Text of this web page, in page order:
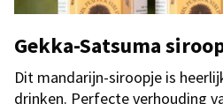
Gekka-Satsuma
Dit mandarijn-siroopje is
drinken. Perfecte verhouding